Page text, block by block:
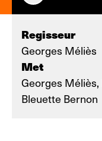
Regisseur
Georges Méliès
Met
Georges
Bleuette Bernon